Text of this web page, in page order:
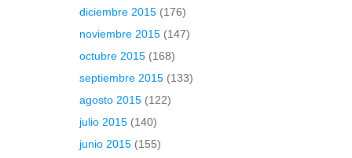
diciembre 2015 (176)
noviembre 2015 (147)
octubre 2015 (168)
septiembre 2015 (133)
agosto 2015 (122)
julio 2015 (140)
junio 2015 (155)